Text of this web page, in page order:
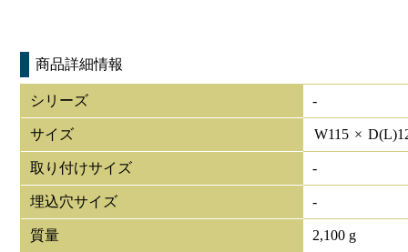
商品詳細情報
シリーズ -
サイズ W115 × D(L)
取り付けサイズ -
埋込穴サイズ -
質量 2,100 g